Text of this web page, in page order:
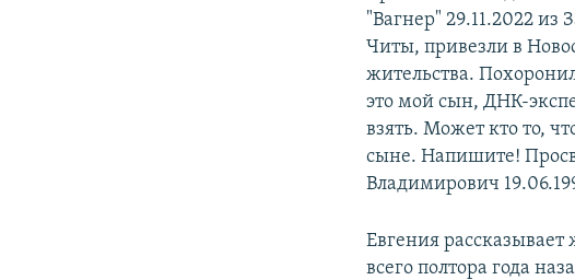
"Вагнер" 29.11.2022 из
Читы, привезли в
жительства.
это мой сын, ДНК-
взять. Может кто то,
сыне. Напишите!
Владимирович
Евгения
всего полтора года